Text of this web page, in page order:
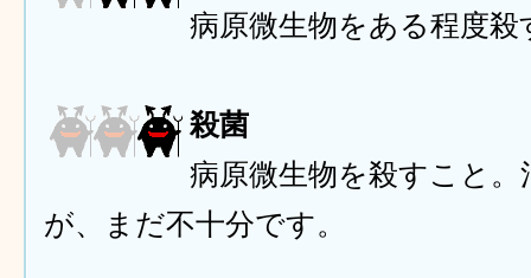
病原微生物をある程度殺
殺菌
病原微生物を殺すこと
が、まだ不十分です。